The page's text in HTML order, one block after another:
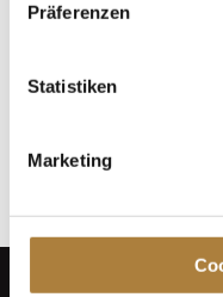
Präferenzen
Statistiken
Marketing
100. Geburtstag